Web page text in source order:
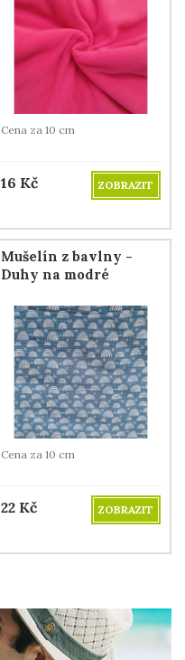
Cena za 10 cm
16 Kč ZOBRAZIT
Mušelín z bavlny -
Duhy na modré
Cena za 10 cm
22 Kč ZOBRAZIT